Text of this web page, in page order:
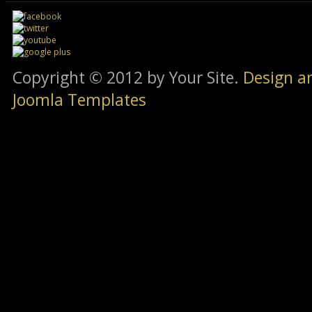
Copyright © 2012 by Your Site. Design
Joomla Templates